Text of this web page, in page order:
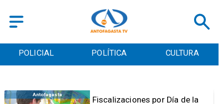
POLICIAL POLÍTICA CULTURA
Antofagasta